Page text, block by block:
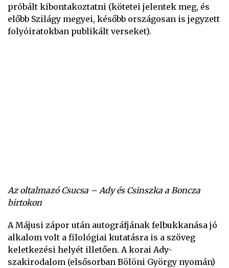
próbált kibontakoztatni (kötetei jelentek meg, és
előbb Szilágy megyei, később országosan is jegyzett
folyóiratokban publikált verseket).
Az oltalmazó Csucsa – Ady és Csinszka a Boncza
birtokon
A Májusi zápor után autográfjának felbukkanása jó
alkalom volt a filológiai kutatásra is a szöveg
keletkezési helyét illetően. A korai Ady-
szakirodalom (elsősorban Bölöni György nyomán)